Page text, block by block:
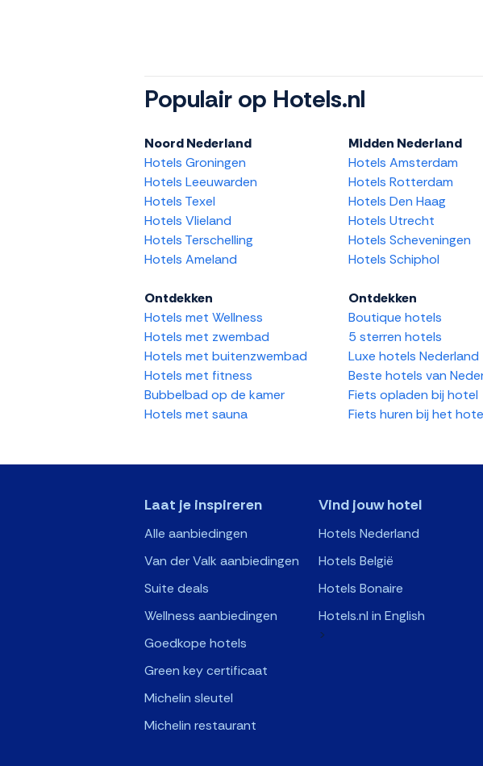
Populair op Hotels.nl
Noord Nederland
Hotels Groningen
Hotels Leeuwarden
Hotels Texel
Hotels Vlieland
Hotels Terschelling
Hotels Ameland
Midden Nederland
Hotels Amsterdam
Hotels Rotterdam
Hotels Den Haag
Hotels Utrecht
Hotels Scheveningen
Hotels Schiphol
Ontdekken
Hotels met Wellness
Hotels met zwembad
Hotels met buitenzwembad
Hotels met fitness
Bubbelbad op de kamer
Hotels met sauna
Ontdekken
Boutique hotels
5 sterren hotels
Luxe hotels Nederland
Beste hotels van
Fiets opladen bij hotel
Fiets huren bij het
Laat je inspireren
Alle aanbiedingen
Van der Valk aanbiedingen
Suite deals
Wellness aanbiedingen
Goedkope hotels
Green key certificaat
Michelin sleutel
Michelin restaurant
Vind jouw hotel
Hotels Nederland
Hotels België
Hotels Bonaire
Hotels.nl in English
>